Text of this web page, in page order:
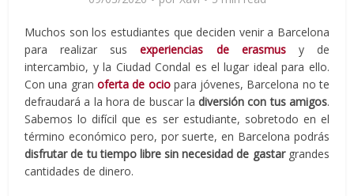
Muchos son los estudiantes que deciden venir a Barcelona
para realizar susexperiencias de erasmusy de
intercambio, y la Ciudad Condal es el lugar ideal para ello.
Con una gran oferta de ociopara jóvenes, Barcelona no te
defraudará a la hora de buscar ladiversión con tus amigos.
Sabemos lo difícil que es ser estudiante, sobretodo en el
término económico pero, por suerte, en Barcelona podrás
disfrutar de tu tiempo libre sin necesidad de gastargrandes
cantidades de dinero.